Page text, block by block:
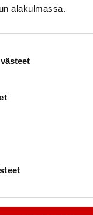
alakulmassa.
tukijasi